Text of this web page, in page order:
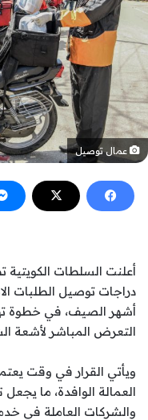
عمال توصيل
أعلنت السلطات
دراجات توصيل الطلبات
أشهر الصيف، في خطوة
التعرض المباشر لأشعة
ويأتي القرار في وقت
العمالة الوافدة، ما
والشركات العاملة في